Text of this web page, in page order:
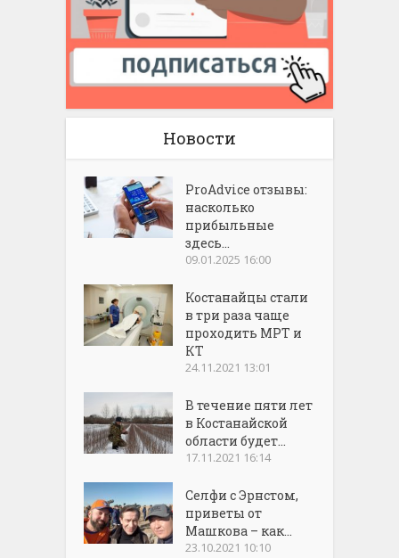
Новости
ProAdvice отзывы:
насколько
прибыльные
здесь...
09.01.2025 16:00
Костанайцы стали
в три раза чаще
проходить МРТ и
КТ
24.11.2021 13:01
В течение пяти лет
в Костанайской
области будет...
17.11.2021 16:14
Селфи с Эрнстом,
приветы от
Машкова – как...
23.10.2021 10:10